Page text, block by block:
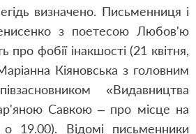
визначено. Письменниця і
з поетесою Любов'ю
про фобії інакшості (21 квітня,
Кіяновська з головним
«Видавництва
Савкою – про місце на
19.00). Відомі письменники